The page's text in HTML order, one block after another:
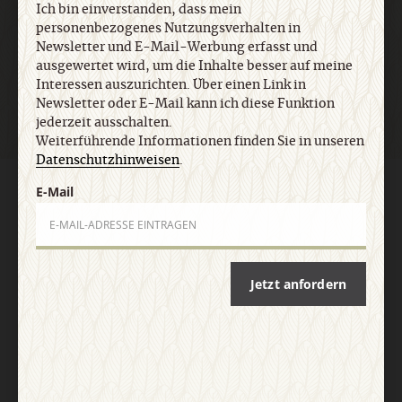
Jetzt anmelden
AGB und Widerrufsbelehrung
Abo online kündigen
Ich bin einverstanden, dass mein
personenbezogenes Nutzungsverhalten in
Newsletter und E-Mail-Werbung erfasst und
ausgewertet wird, um die Inhalte besser auf meine
Interessen auszurichten. Über einen Link in
Newsletter oder E-Mail kann ich diese Funktion
jederzeit ausschalten.
Weiterführende Informationen finden Sie in unseren
Datenschutzhinweisen.
E-Mail
Jetzt anfordern